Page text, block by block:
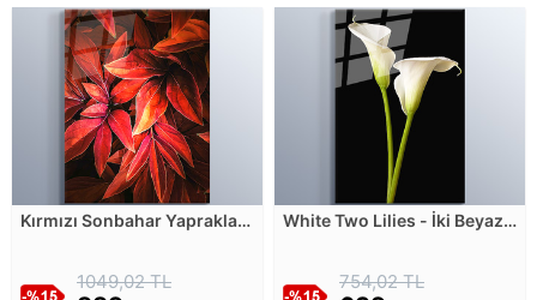
Kırmızı Sonbahar Yaprakları
1049,02 TL
White Two Lilies - İki Beyaz
754,02 TL